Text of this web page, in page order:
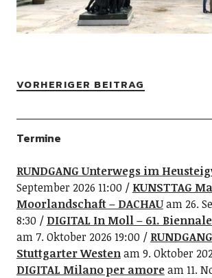
VORHERIGER BEITRAG
Termine
RUNDGANG Unterwegs im
September 2026 11:00
KUNSTTAG
Moorlandschaft – DACHAUam 26.
8:30
DIGITAL In Moll – 61.
am 7. Oktober 2026 19:00
Stuttgarter Westenam 9. Oktober
DIGITAL Milano per amoream 11.